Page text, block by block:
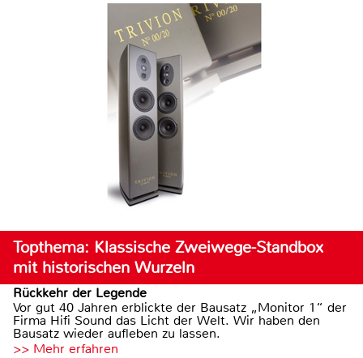
Topthema: Klassische Zweiwege-Standbox
mit historischen Wurzeln
Rückkehr der Legende
Vor gut 40 Jahren erblickte der Bausatz „Monitor 1“ der
Firma Hifi Sound das Licht der Welt. Wir haben den
Bausatz wieder aufleben zu lassen.
>> Mehr erfahren